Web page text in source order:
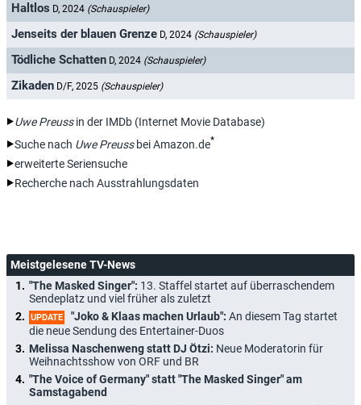
Haltlos D, 2024 (Schauspieler)
Jenseits der blauen Grenze D, 2024 (Schauspieler)
Tödliche Schatten D, 2024 (Schauspieler)
Zikaden D/F, 2025 (Schauspieler)
Uwe Preussin der IMDb (Internet Movie Database)
Suche nach Uwe Preussbei Amazon.de*
erweiterte Seriensuche
Recherche nach Ausstrahlungsdaten
Meistgelesene TV-News
"The Masked Singer": 13. Staffel startet auf überraschendem
Sendeplatz und viel früher als zuletzt
UPDATE "Joko & Klaas machen Urlaub": An diesem Tag startet
die neue Sendung des Entertainer-Duos
Melissa Naschenweng statt DJ Ötzi: Neue Moderatorin für
Weihnachtsshow von ORF und BR
"The Voice of Germany" statt "The Masked Singer" am
Samstagabend